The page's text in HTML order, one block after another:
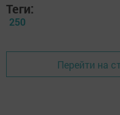
Теги:
250
Перейти на